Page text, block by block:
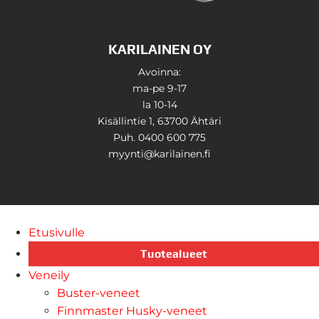
KARILAINEN OY
Avoinna:
ma-pe 9-17
la 10-14
Kisällintie 1, 63700 Ähtäri
Puh. 0400 600 775
myynti@karilainen.fi
Etusivulle
Tuotealueet
Veneily
Buster-veneet
Finnmaster Husky-veneet